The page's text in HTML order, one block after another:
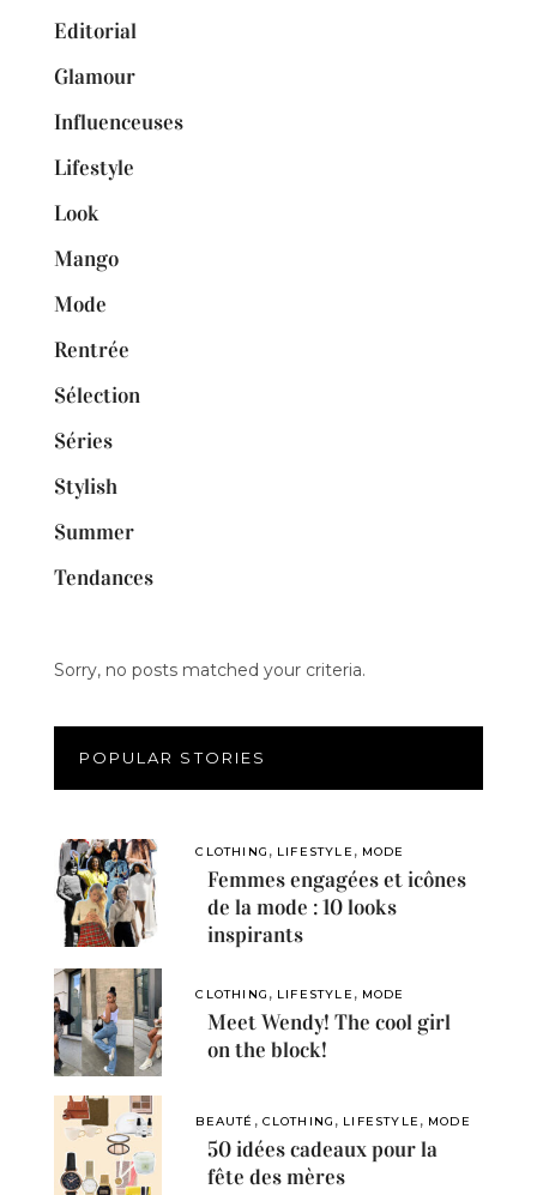
Editorial
Glamour
Influenceuses
Lifestyle
Look
Mango
Mode
Rentrée
Sélection
Séries
Stylish
Summer
Tendances
Sorry, no posts matched your criteria.
POPULAR STORIES
CLOTHING , LIFESTYLE , MODE
Femmes engagées et icônes
de la mode : 10 looks
inspirants
CLOTHING , LIFESTYLE , MODE
Meet Wendy! The cool girl
on the block!
BEAUTÉ , CLOTHING , LIFESTYLE , MODE
50 idées cadeaux pour la
fête des mères